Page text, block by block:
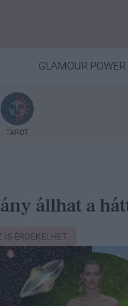
GLAMOUR POWER
TAROT
állhat a
IS ÉRDEKELHET